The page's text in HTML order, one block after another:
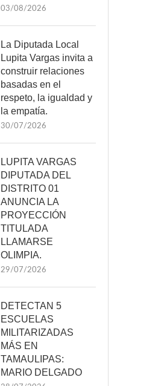
03/08/2026
La Diputada Local
Lupita Vargas invita a
construir relaciones
basadas en el
respeto, la igualdad y
la empatía.
30/07/2026
LUPITA VARGAS
DIPUTADA DEL
DISTRITO 01
ANUNCIA LA
PROYECCIÓN
TITULADA
LLAMARSE
OLIMPIA.
29/07/2026
DETECTAN 5
ESCUELAS
MILITARIZADAS
MÁS EN
TAMAULIPAS:
MARIO DELGADO